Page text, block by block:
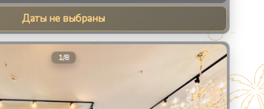
Даты не выбраны
1/8